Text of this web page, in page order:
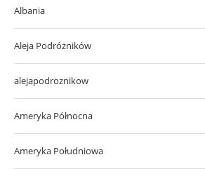
Albania
Aleja Podróżników
alejapodroznikow
Ameryka Północna
Ameryka Południowa